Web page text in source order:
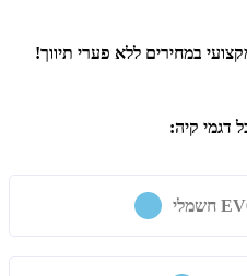
במחירים ללא פערי תיווך!
דגמי קיה: